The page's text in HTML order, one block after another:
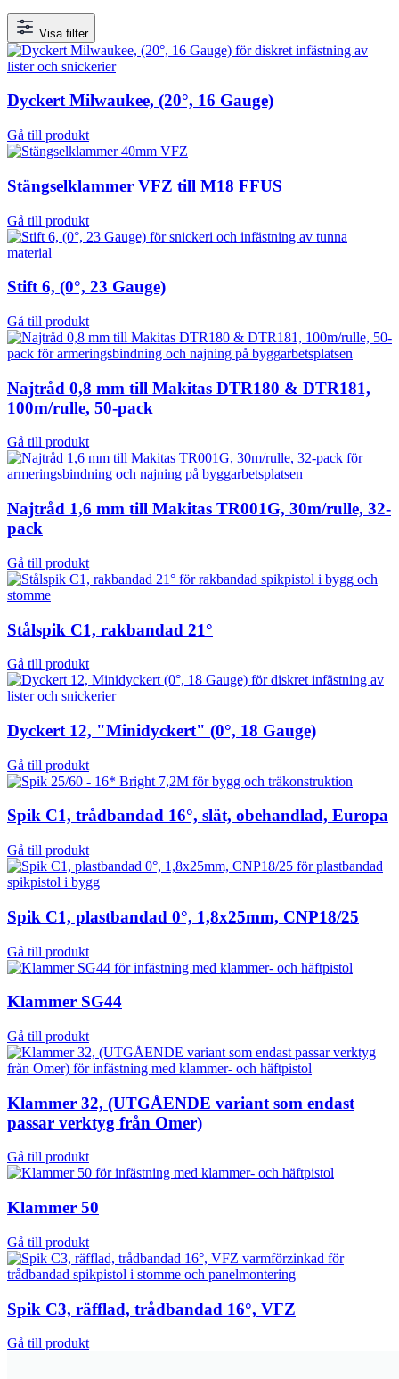
Visa filter
Dyckert Milwaukee, (20°, 16 Gauge)
Gå till produkt
Stängselklammer VFZ till M18 FFUS
Gå till produkt
Stift 6, (0°, 23 Gauge)
Gå till produkt
Najtråd 0,8 mm till Makitas DTR180 & DTR181,
100m/rulle, 50-pack
Gå till produkt
Najtråd 1,6 mm till Makitas TR001G, 30m/rulle, 32-
pack
Gå till produkt
Stålspik C1, rakbandad 21°
Gå till produkt
Dyckert 12, "Minidyckert" (0°, 18 Gauge)
Gå till produkt
Spik C1, trådbandad 16°, slät, obehandlad, Europa
Gå till produkt
Spik C1, plastbandad 0°, 1,8x25mm, CNP18/25
Gå till produkt
Klammer SG44
Gå till produkt
Klammer 32, (UTGÅENDE variant som endast
passar verktyg från Omer)
Gå till produkt
Klammer 50
Gå till produkt
Spik C3, räfflad, trådbandad 16°, VFZ
Gå till produkt